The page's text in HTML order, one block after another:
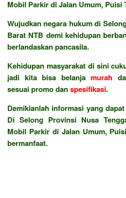
Mobil Parkir di Jalan Umum, Puisi
Wujudkan negara hukum di
Barat NTB demi kehidupan
berlandaskan pancasila.
Kehidupan masyarakat di sini
jadi kita bisa belanjamurah
sesuai promo danspesifikasi.
Demikianlah informasi yang
Di Selong Provinsi Nusa
Mobil Parkir di Jalan Umum,
bermanfaat.